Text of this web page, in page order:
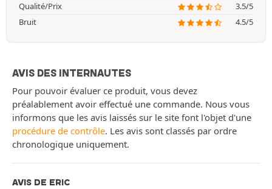
Qualité/Prix
3.5/5
Bruit
4.5/5
AVIS DES INTERNAUTES
Pour pouvoir évaluer ce produit, vous devez
préalablement avoir effectué une commande. Nous vous
informons que les avis laissés sur le site font l'objet d'une
procédure de contrôle. Les avis sont classés par ordre
chronologique uniquement.
AVIS DE ERIC